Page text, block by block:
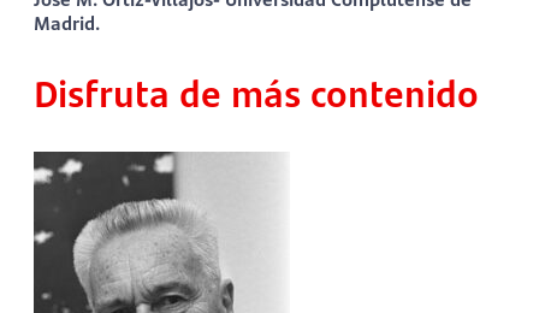
Madrid.
Disfruta de más contenido